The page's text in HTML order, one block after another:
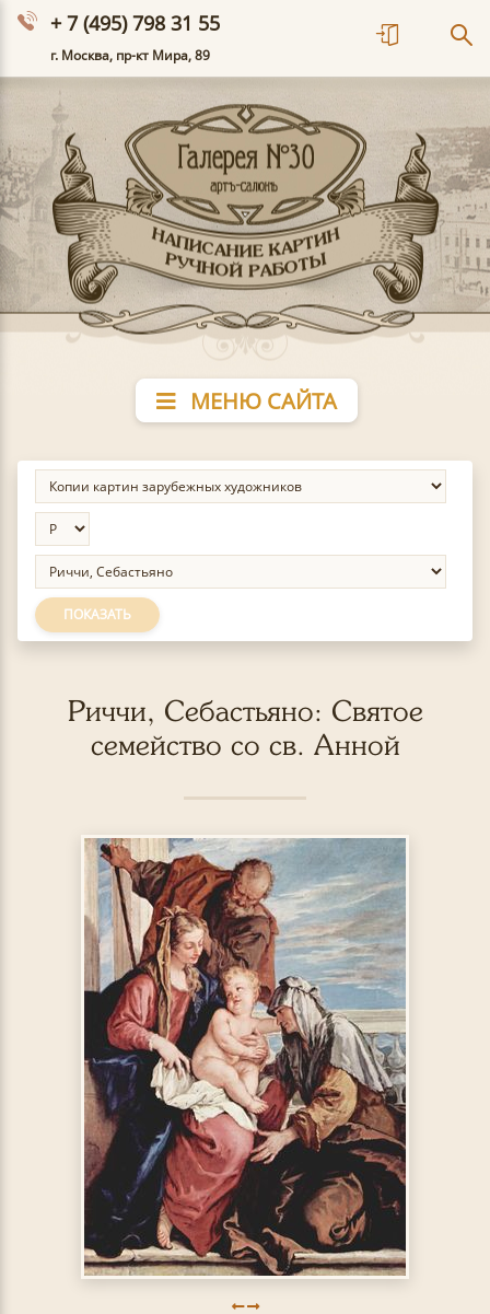
+ 7 (495) 798 31 55
г. Москва, пр-кт Мира, 89
МЕНЮ САЙТА
ПОКАЗАТЬ
Риччи, Себастьяно: Святое
семейство со св. Анной